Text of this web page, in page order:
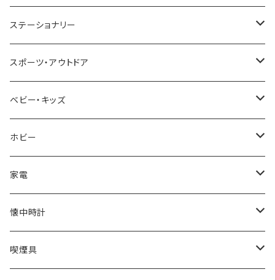
TIMEX
NIXON
AVALANCHE
ORIENT
ZEPPELIN
SKAGEN
FOOTBALL WATCHES
MICHAEL KORS
DIESEL
ALV
Merge
ETTINGER
COACH
BVLGARI
PAUL HEWITT
22designstudio
BOTTEGA VENETA
EMPORIO ARMANI
CALVIN KLEIN
DANIEL WELLINGTON
SWAROVSKI
DUNHILL
NEWYORKER
OROBIANCO
Ellese
COLEMAN
MONTBLANC
Fashion Accessory Cllection
RODANIA
BEAMZSQUARE
BLAZER CLUB
ANDY HAWARD
G GUSTO
GULLWING
LESPORTSAC
SEIKO
CITIZEN
BRAUN
RHYTHM
BLOSSOM
MONDAINE
MAWA
I'mD
Helios
VALENTINO VISCANI
ステーショナリー
LAMY
WATERMAN
PARKER
PELIKAN
CROSS
MONTBLANC
スポーツ・アウトドア
Trangia
Barebones
FEUERHAND
CASIO
ベビー・キッズ
ふわりぃ
ERGO BABY
ホビー
その他
AMOS
OMMIX
家電
CREATE
TORAY
懐中時計
MONDAINE
喫煙具